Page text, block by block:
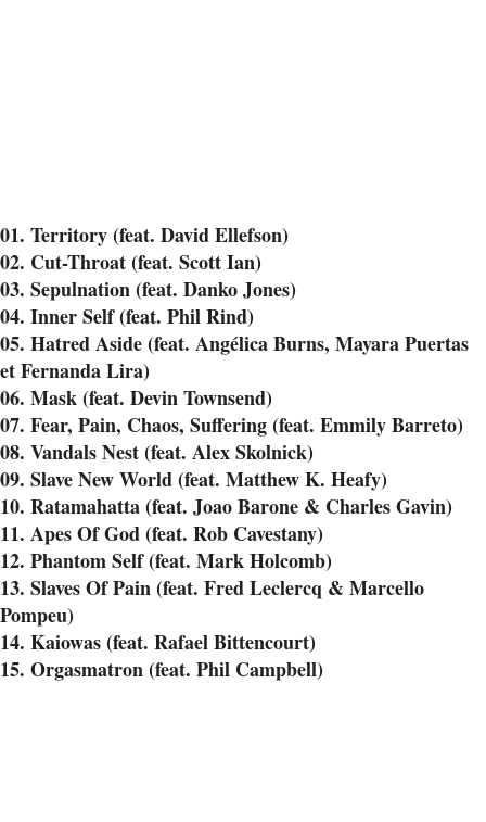
01. Territory (feat. David Ellefson)
02. Cut-Throat (feat. Scott Ian)
03. Sepulnation (feat. Danko Jones)
04. Inner Self (feat. Phil Rind)
05. Hatred Aside (feat. Angélica Burns, Mayara Puertas
et Fernanda Lira)
06. Mask (feat. Devin Townsend)
07. Fear, Pain, Chaos, Suffering (feat. Emmily Barreto)
08. Vandals Nest (feat. Alex Skolnick)
09. Slave New World (feat. Matthew K. Heafy)
10. Ratamahatta (feat. Joao Barone & Charles Gavin)
11. Apes Of God (feat. Rob Cavestany)
12. Phantom Self (feat. Mark Holcomb)
13. Slaves Of Pain (feat. Fred Leclercq & Marcello
Pompeu)
14. Kaiowas (feat. Rafael Bittencourt)
15. Orgasmatron (feat. Phil Campbell)